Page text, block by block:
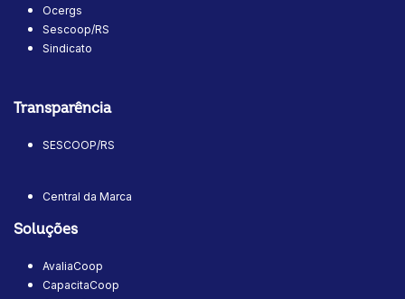
Ocergs
Sescoop/RS
Sindicato
Transparência
SESCOOP/RS
Central da Marca
Soluções
AvaliaCoop
CapacitaCoop